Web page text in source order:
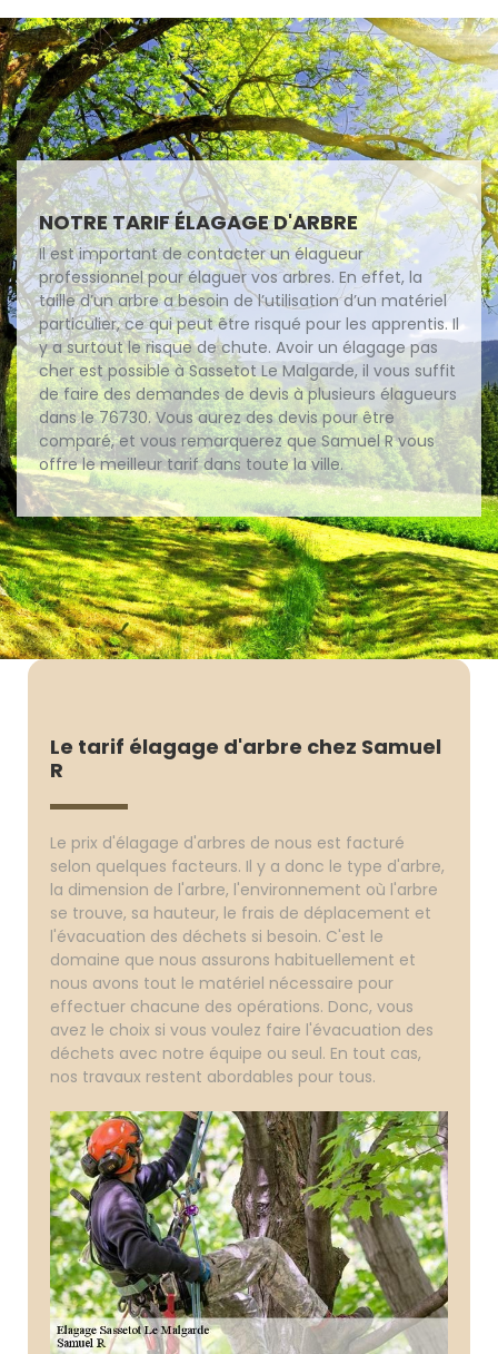
NOTRE TARIF ÉLAGAGE D'ARBRE
Il est important de contacter un élagueur
professionnel pour élaguer vos arbres. En effet, la
taille d’un arbre a besoin de l’utilisation d’un matériel
particulier, ce qui peut être risqué pour les apprentis. Il
y a surtout le risque de chute. Avoir un élagage pas
cher est possible à Sassetot Le Malgarde, il vous suffit
de faire des demandes de devis à plusieurs élagueurs
dans le 76730. Vous aurez des devis pour être
comparé, et vous remarquerez que Samuel R vous
offre le meilleur tarif dans toute la ville.
Le tarif élagage d'arbre chez Samuel
R
Le prix d'élagage d'arbres de nous est facturé
selon quelques facteurs. Il y a donc le type d'arbre,
la dimension de l'arbre, l'environnement où l'arbre
se trouve, sa hauteur, le frais de déplacement et
l'évacuation des déchets si besoin. C'est le
domaine que nous assurons habituellement et
nous avons tout le matériel nécessaire pour
effectuer chacune des opérations. Donc, vous
avez le choix si vous voulez faire l'évacuation des
déchets avec notre équipe ou seul. En tout cas,
nos travaux restent abordables pour tous.